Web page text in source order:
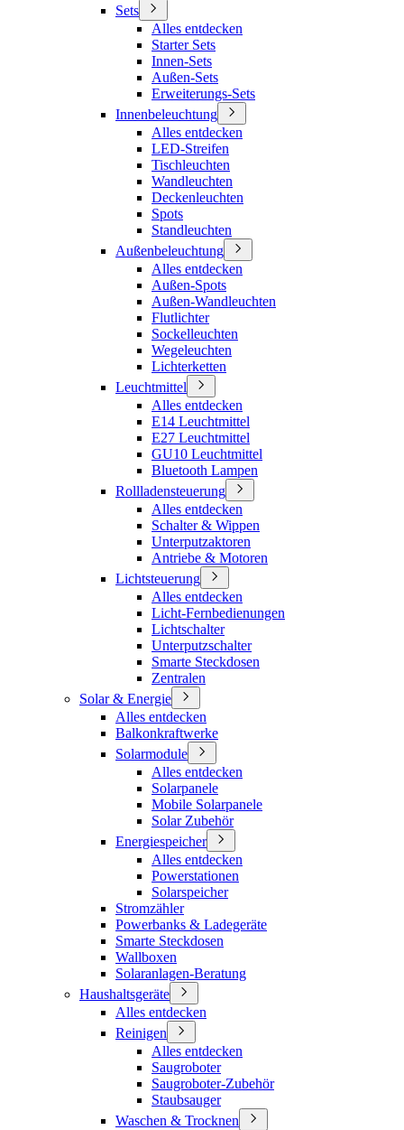
Sets
Alles entdecken
Starter Sets
Innen-Sets
Außen-Sets
Erweiterungs-Sets
Innenbeleuchtung
Alles entdecken
LED-Streifen
Tischleuchten
Wandleuchten
Deckenleuchten
Spots
Standleuchten
Außenbeleuchtung
Alles entdecken
Außen-Spots
Außen-Wandleuchten
Flutlichter
Sockelleuchten
Wegeleuchten
Lichterketten
Leuchtmittel
Alles entdecken
E14 Leuchtmittel
E27 Leuchtmittel
GU10 Leuchtmittel
Bluetooth Lampen
Rollladensteuerung
Alles entdecken
Schalter & Wippen
Unterputzaktoren
Antriebe & Motoren
Lichtsteuerung
Alles entdecken
Licht-Fernbedienungen
Lichtschalter
Unterputzschalter
Smarte Steckdosen
Zentralen
Solar & Energie
Alles entdecken
Balkonkraftwerke
Solarmodule
Alles entdecken
Solarpanele
Mobile Solarpanele
Solar Zubehör
Energiespeicher
Alles entdecken
Powerstationen
Solarspeicher
Stromzähler
Powerbanks & Ladegeräte
Smarte Steckdosen
Wallboxen
Solaranlagen-Beratung
Haushaltsgeräte
Alles entdecken
Reinigen
Alles entdecken
Saugroboter
Saugroboter-Zubehör
Staubsauger
Waschen & Trocknen